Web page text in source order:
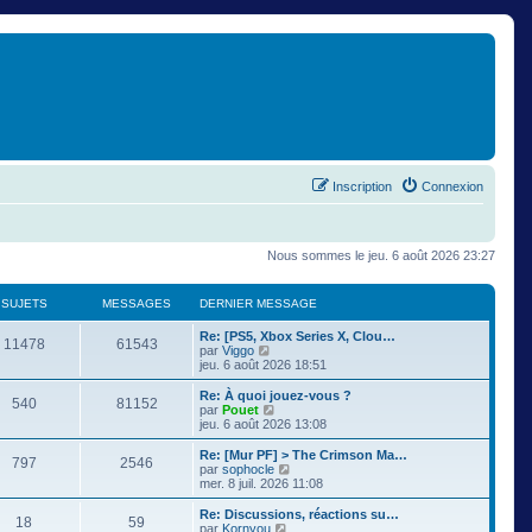
Connexion
Inscription
Nous sommes le jeu. 6 août 2026 23:27
SUJETS MESSAGES DERNIER MESSAGE
11478 61543
Re: [PS5, Xbox Series X, Clou…
par Viggo
o
n
s
u
l
e
r
l
e
e
jeu. 6 août 2026 18:51
540 81152
Re: À quoi jouez-vous ?
par Pouet
o
n
s
u
l
e
r
jeu. 6 août 2026 13:08
797 2546
Re: [Mur PF] > The Crimson Ma…
par sophocle
o
n
s
mer. 8 juil. 2026 11:08
18 59
Re: Discussions, réactions su…
par Kornyou